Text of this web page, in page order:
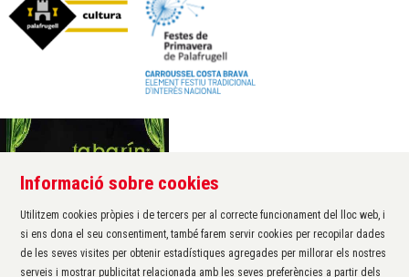
Àrea de cultura de l'Ajuntament de Palafrugell
Carrer Santa Margarida, 1
17200 Palafrugell
972 611 172 ·
cultura@palafrugell.cat
Informació sobre cookies
Utilitzem cookies pròpies i de tercers per al correcte funcionament del lloc web, i
si ens dona el seu consentiment, també farem servir cookies per recopilar dades
de les seves visites per obtenir estadístiques agregades per millorar els nostres
serveis i mostrar publicitat relacionada amb les seves preferències a partir dels